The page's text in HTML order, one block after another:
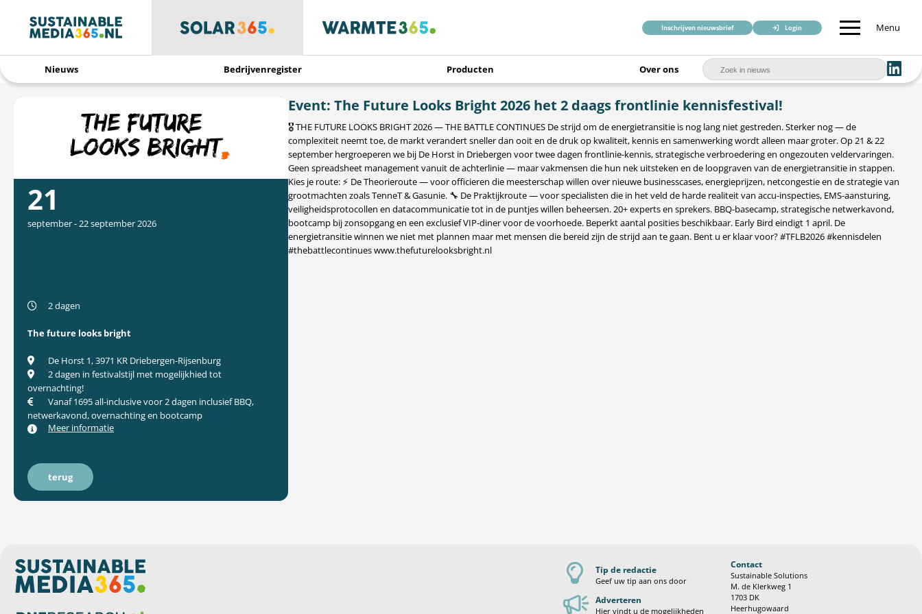
Inschrijven nieuwsbrief Login Menu
Nieuws Bedrijvenregister Producten Over ons
Event: The Future Looks Bright 2026 het 2 daags frontlinie kennisfestival!
🎖️ THE FUTURE LOOKS BRIGHT 2026 — THE BATTLE CONTINUES De strijd om de energietransitie is nog lang niet gestreden. Sterker nog — de
complexiteit neemt toe, de markt verandert sneller dan ooit en de druk op kwaliteit, kennis en samenwerking wordt alleen maar groter. Op 21 & 22
september hergroeperen we bij De Horst in Driebergen voor twee dagen frontlinie-kennis, strategische verbroedering en ongezouten veldervaringen.
Geen spreadsheet management vanuit de achterlinie — maar vakmensen die hun nek uitsteken en de loopgraven van de energietransitie in stappen.
Kies je route: ⚡ De Theorieroute — voor officieren die meesterschap willen over nieuwe businesscases, energieprijzen, netcongestie en de strategie van
grootmachten zoals TenneT & Gasunie. 🔧 De Praktijkroute — voor specialisten die in het veld de harde realiteit van accu-inspecties, EMS-aansturing,
veiligheidsprotocollen en datacommunicatie tot in de puntjes willen beheersen. 20+ experts en sprekers. BBQ-basecamp, strategische netwerkavond,
bootcamp bij zonsopgang en een exclusief VIP-diner voor de voorhoede. Beperkt aantal posities beschikbaar. Early Bird eindigt 1 april. De
energietransitie winnen we niet met plannen maar met mensen die bereid zijn de strijd aan te gaan. Bent u er klaar voor? #TFLB2026 #kennisdelen
#thebattlecontinues www.thefuturelooksbright.nl
21
september-22 september 2026
2 dagen
The future looks bright
De Horst 1, 3971 KR Driebergen-Rijsenburg
2 dagen in festivalstijl met mogelijkhied tot
overnachting!
Vanaf 1695 all-inclusive voor 2 dagen inclusief BBQ,
netwerkavond, overnachting en bootcamp
Meer informatie
terug
Tip de redactie
Geef uw tip aan ons door
Adverteren
Hier vindt u de mogelijkheden
Contact
Sustainable Solutions
M. de Klerkweg 1
1703 DK
Heerhugowaard